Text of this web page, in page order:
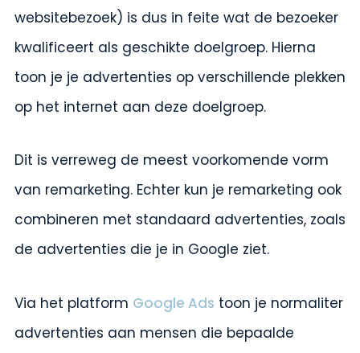
websitebezoek) is dus in feite wat de bezoeker
kwalificeert als geschikte doelgroep. Hierna
toon je je advertenties op verschillende plekken
op het internet aan deze doelgroep.
Dit is verreweg de meest voorkomende vorm
van remarketing. Echter kun je remarketing ook
combineren met standaard advertenties, zoals
de advertenties die je in Google ziet.
Via het platform Google Ads toon je normaliter
advertenties aan mensen die bepaalde